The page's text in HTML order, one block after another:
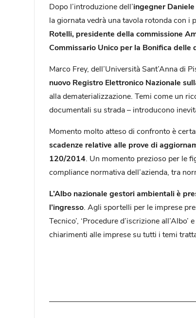
Dopo l’introduzione dell’ingegner
la giornata vedrà una tavola rotonda con
Rotelli, presidente della commissione
Commissario Unico per la Bonifica delle
Marco Frey, dell’Università Sant’Anna di
nuovo Registro Elettronico Nazionale
alla dematerializzazione. Temi come un
documentali su strada – introducono
Momento molto atteso di confronto è
scadenze relative alle prove di
120/2014 . Un momento prezioso per le
compliance normativa dell’azienda, tra
L’Albo nazionale gestori ambientali è
l’ingresso . Agli sportelli per le imprese
Tecnico’, ‘Procedure d’iscrizione
chiarimenti alle imprese su tutti i temi